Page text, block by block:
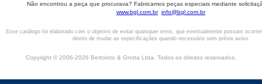
Não encontrou a peça que procurava? Fabricamos peças especiais mediante
www.bgl.com.br info@bgl.com.br
Esse catálogo foi elaborado com o objetivo de evitar quaisquer erros, que eventualmente possam
direito de mudar as especificações quando necessário sem prévio aviso.
Copyright © 2006-2026 Bertoloto & Grotta Ltda. Todos os direitos reservados.